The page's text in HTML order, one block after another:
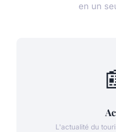
en un
L'actualité du